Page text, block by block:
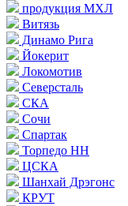
продукция МХЛ
Витязь
Динамо Рига
Йокерит
Локомотив
Северсталь
СКА
Сочи
Спартак
Торпедо НН
ЦСКА
Шанхай Дрэгонс
КРУТ